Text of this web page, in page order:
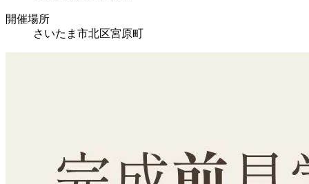
開催場所
さいたま市北区宮原町